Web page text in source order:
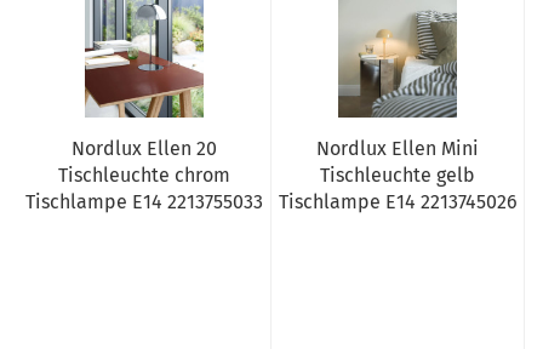
Nordlux Ellen 20
Tischleuchte chrom
Tischlampe E14 2213755033
Nordlux Ellen Mini
Tischleuchte gelb
Tischlampe E14 2213745026